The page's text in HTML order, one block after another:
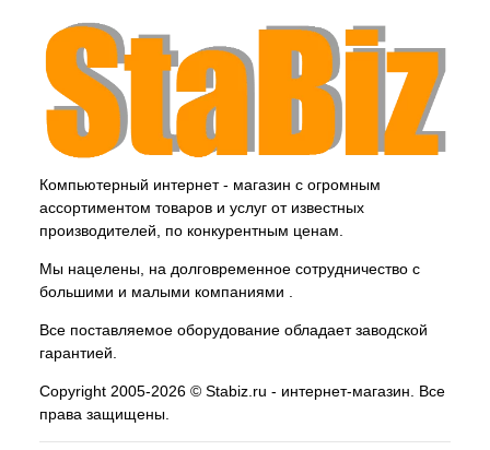
Компьютерный интернет - магазин с огромным
ассортиментом товаров и услуг от известных
производителей, по конкурентным ценам.
Мы нацелены, на долговременное сотрудничество с
большими и малыми компаниями .
Все поставляемое оборудование обладает заводской
гарантией.
Copyright 2005-2026 © Stabiz.ru - интернет-магазин. Все
права защищены.